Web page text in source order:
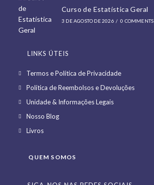
Curso de Estatística Geral
3 DE AGOSTO DE 2026 / 0 COMMENTS
LINKS ÚTEIS
Termos e Política de PrivacidadeOpens
in
Política de Reembolsos e DevoluçõesOpens
Unidade & Informações LegaisOpens
Nosso BlogOpens
LivrosOpens
a
QUEM SOMOS